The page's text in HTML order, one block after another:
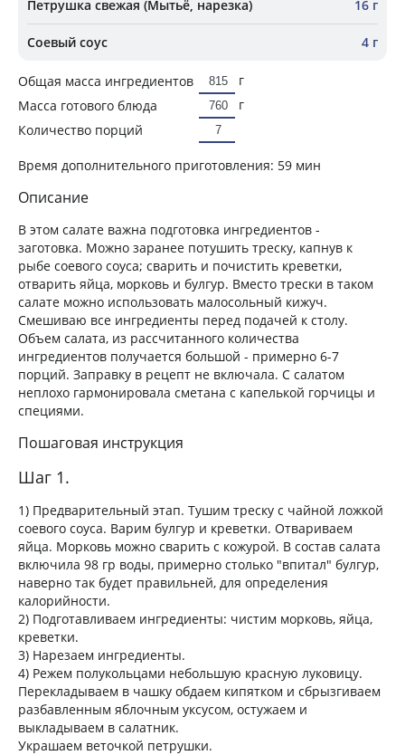
Петрушка свежая (Мытьё, нарезка) 16 г
Соевый соус 4 г
Общая масса ингредиентов
г
Масса готового блюда
г
Количество порций
Время дополнительного приготовления: 59 мин
Описание
В этом салате важна подготовка ингредиентов -
заготовка. Можно заранее потушить треску, капнув к
рыбе соевого соуса; сварить и почистить креветки,
отварить яйца, морковь и булгур. Вместо трески в таком
салате можно использовать малосольный кижуч.
Смешиваю все ингредиенты перед подачей к столу.
Объем салата, из рассчитанного количества
ингредиентов получается большой - примерно 6-7
порций. Заправку в рецепт не включала. С салатом
неплохо гармонировала сметана с капелькой горчицы и
специями.
Пошаговая инструкция
Шаг 1.
1) Предварительный этап. Тушим треску с чайной ложкой
соевого соуса. Варим булгур и креветки. Отвариваем
яйца. Морковь можно сварить с кожурой. В состав салата
включила 98 гр воды, примерно столько "впитал" булгур,
наверно так будет правильней, для определения
калорийности.
2) Подготавливаем ингредиенты: чистим морковь, яйца,
креветки.
3) Нарезаем ингредиенты.
4) Режем полукольцами небольшую красную луковицу.
Перекладываем в чашку обдаем кипятком и сбрызгиваем
разбавленным яблочным уксусом, остужаем и
выкладываем в салатник.
Украшаем веточкой петрушки.